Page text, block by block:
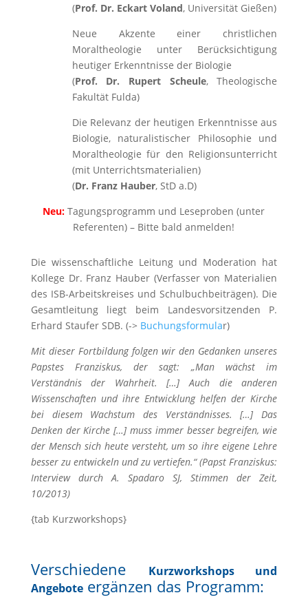
(Prof. Dr. Eckart Voland, Universität Gießen)
Neue Akzente einer christlichen
Moraltheologie unter Berücksichtigung
heutiger Erkenntnisse der Biologie
(Prof. Dr. Rupert Scheule, Theologische
Fakultät Fulda)
Die Relevanz der heutigen Erkenntnisse aus
Biologie, naturalistischer Philosophie und
Moraltheologie für den Religionsunterricht
(mit Unterrichtsmaterialien)
(Dr. Franz Hauber, StD a.D)
Neu: Tagungsprogramm und Leseproben (unter
Referenten) – Bitte bald anmelden!
Die wissenschaftliche Leitung und Moderation hat
Kollege Dr. Franz Hauber (Verfasser von Materialien
des ISB-Arbeitskreises und Schulbuchbeiträgen). Die
Gesamtleitung liegt beim Landesvorsitzenden P.
Erhard Staufer SDB. (-> Buchungsformular)
Mit dieser Fortbildung folgen wir den Gedanken unseres
Papstes Franziskus, der sagt: „Man wächst im
Verständnis der Wahrheit. […] Auch die anderen
Wissenschaften und ihre Entwicklung helfen der Kirche
bei diesem Wachstum des Verständnisses. […] Das
Denken der Kirche […] muss immer besser begreifen, wie
der Mensch sich heute versteht, um so ihre eigene Lehre
besser zu entwickeln und zu vertiefen.“ (Papst Franziskus:
Interview durch A. Spadaro SJ, Stimmen der Zeit,
10/2013)
{tab Kurzworkshops}
Verschiedene
Kurzworkshops und
Angeboteergänzen das Programm: